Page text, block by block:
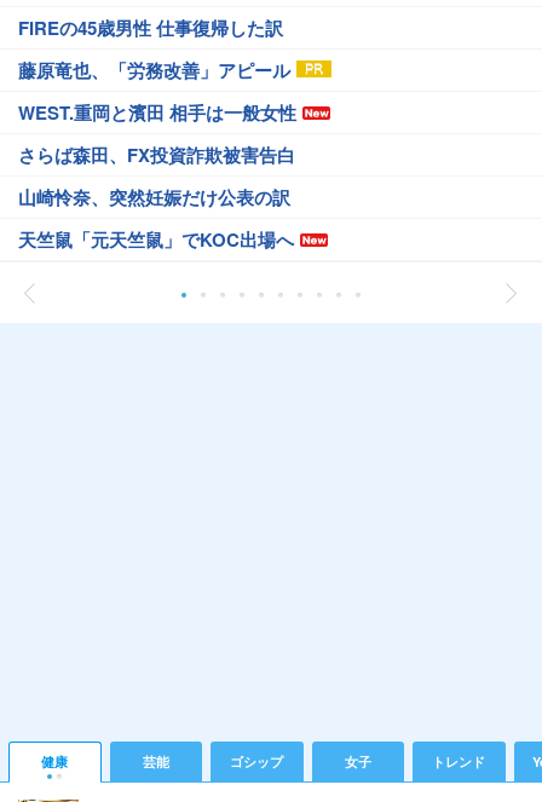
FIREの45歳男性 仕事復帰した訳
藤原竜也、「労務改善」アピール
WEST.重岡と濱田 相手は一般女性
さらば森田、FX投資詐欺被害告白
山崎怜奈、突然妊娠だけ公表の訳
天竺鼠「元天竺鼠」でKOC出場へ
健康 芸能 ゴシップ 女子 トレンド